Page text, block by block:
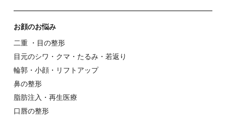
お顔のお悩み
⼆重 ・⽬の整形
⽬元のシワ・クマ・たるみ・若返り
輪郭・⼩顔・リフトアップ
⿐の整形
脂肪注入・再生医療
⼝唇の整形